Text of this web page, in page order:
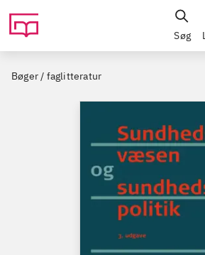
Søg
Bøger / faglitteratur